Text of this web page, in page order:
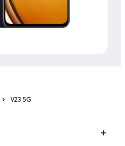
V23 5G